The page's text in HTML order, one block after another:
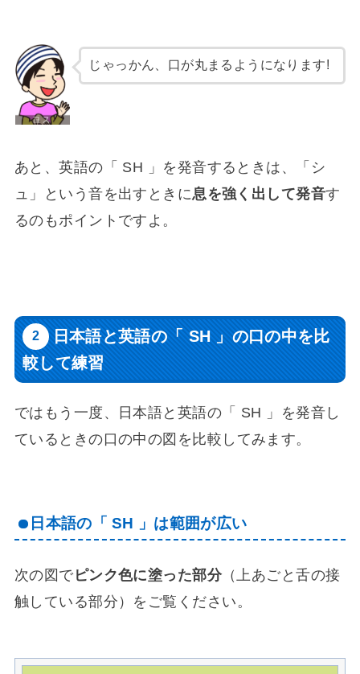
じゃっかん、口が丸まるようになります!
あと、英語の「 SH 」を発音するときは、「シ
ュ」という音を出すときに息を強く出して発音す
るのもポイントですよ。
日本語と英語の「 SH 」の口の中を比
較して練習
ではもう一度、日本語と英語の「 SH 」を発音し
ているときの口の中の図を比較してみます。
日本語の「 SH 」は範囲が広い
次の図でピンク色に塗った部分（上あごと舌の接
触している部分）をご覧ください。